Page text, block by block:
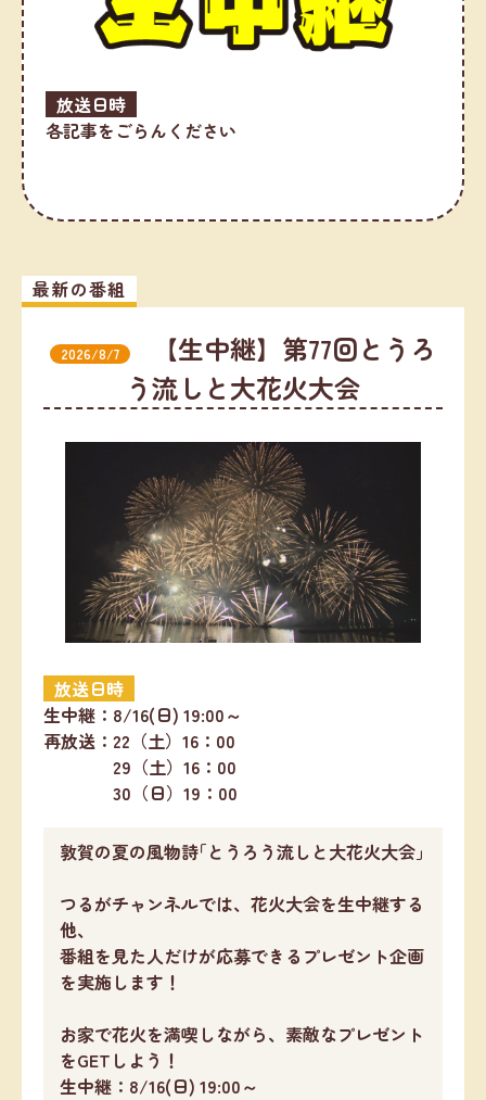
放送日時
各記事をごらんください
最新の番組
2026/8/7
【生中継】第77回とうろ
う流しと大花火大会
放送日時
生中継：8/16(日) 19:00～
再放送：22（土）16：00
29（土）16：00
30（日）19：00
敦賀の夏の風物詩｢とうろう流しと大花火大会｣
つるがチャンネルでは、花火大会を生中継する
他、
番組を見た人だけが応募できるプレゼント企画
を実施します！
お家で花火を満喫しながら、素敵なプレゼント
をGETしよう！
生中継：8/16(日) 19:00～